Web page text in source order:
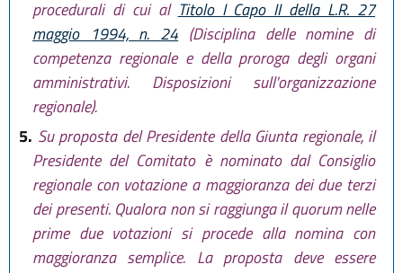
procedurali di cui al Titolo I Capo II della L.R. 27
maggio 1994, n. 24 (Disciplina delle nomine di
competenza regionale e della proroga degli organi
amministrativi. Disposizioni sull'organizzazione
regionale).
5. Su proposta del Presidente della Giunta regionale, il
Presidente del Comitato è nominato dal Consiglio
regionale con votazione a maggioranza dei due terzi
dei presenti. Qualora non si raggiunga il quorum nelle
prime due votazioni si procede alla nomina con
maggioranza semplice. La proposta deve essere